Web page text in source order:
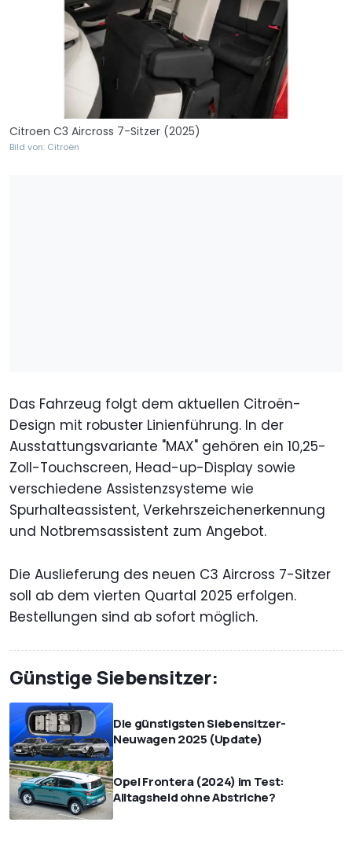
Citroen C3 Aircross 7-Sitzer (2025)
Bild von: Citroën
Das Fahrzeug folgt dem aktuellen Citroën-
Design mit robuster Linienführung. In der
Ausstattungsvariante "MAX" gehören ein 10,25-
Zoll-Touchscreen, Head-up-Display sowie
verschiedene Assistenzsysteme wie
Spurhalteassistent, Verkehrszeichenerkennung
und Notbremsassistent zum Angebot.
Die Auslieferung des neuen C3 Aircross 7-Sitzer
soll ab dem vierten Quartal 2025 erfolgen.
Bestellungen sind ab sofort möglich.
Günstige Siebensitzer:
Die günstigsten Siebensitzer-
Neuwagen 2025 (Update)
Opel Frontera (2024) im Test:
Alltagsheld ohne Abstriche?